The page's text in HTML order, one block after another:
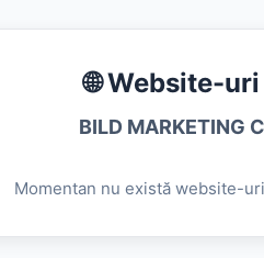
🌐 Website-
BILD MARKETING
Momentan nu există website-